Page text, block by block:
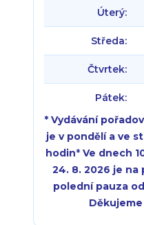
Úterý:
Středa:
Čtvrtek:
Pátek:
* Vydávání
je v pondělí a ve
hodin* Ve dnech
24. 8. 2026 je na
polední pauza